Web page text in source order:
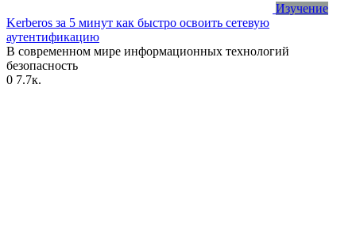
Изучение
Kerberos за 5 минут как быстро освоить сетевую
аутентификацию
В современном мире информационных технологий
безопасность
0 7.7к.